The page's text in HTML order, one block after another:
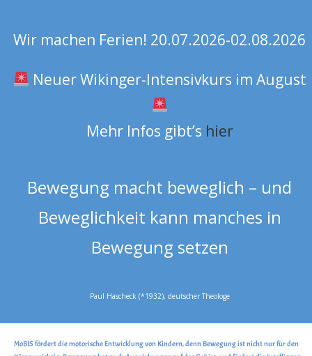
Wir machen Ferien! 20.07.2026-02.08.2026
Neuer Wikinger-Intensivkurs im August
Mehr Infos gibt’s hier
Bewegung macht beweglich – und
Beweglichkeit kann manches in
Bewegung setzen
Paul Hascheck (*1932), deutscher Theologe
MoBIS fördert die motorische Entwicklung von Kindern, denn Bewegung ist nicht nur für den